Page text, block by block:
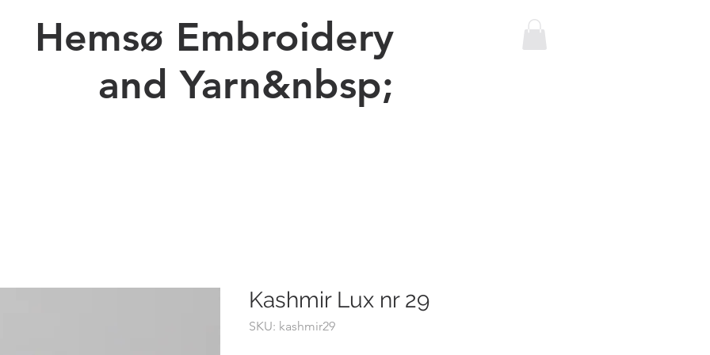
Hemsø Embroidery
and Yarn&nbsp;
Kashmir Lux nr 29
SKU: kashmir29